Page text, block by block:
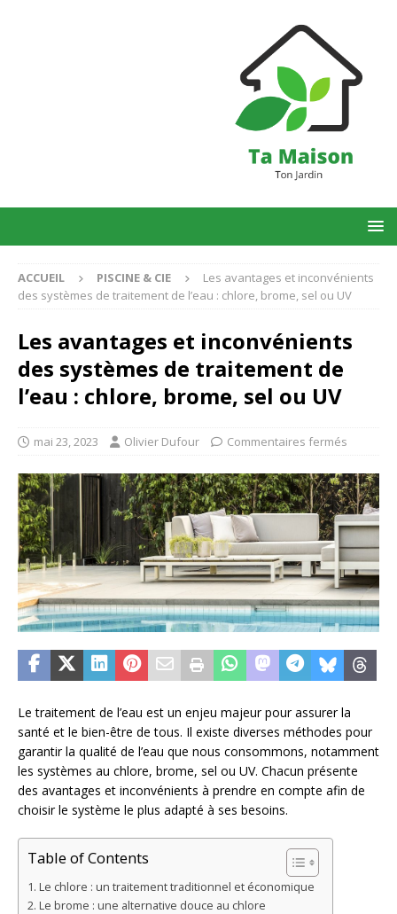
ACCUEIL PISCINE & CIE
Les avantages et inconvénients
des systèmes de traitement de l’eau : chlore, brome, sel ou UV
Les avantages et inconvénients
des systèmes de traitement de
l’eau : chlore, brome, sel ou UV
mai 23, 2023 Olivier Dufour Commentaires fermés
Le traitement de l’eau est un enjeu majeur pour assurer la
santé et le bien-être de tous. Il existe diverses méthodes pour
garantir la qualité de l’eau que nous consommons, notamment
les systèmes au chlore, brome, sel ou UV. Chacun présente
des avantages et inconvénients à prendre en compte afin de
choisir le système le plus adapté à ses besoins.
Table of Contents
Le chlore : un traitement traditionnel et économique
Le brome : une alternative douce au chlore